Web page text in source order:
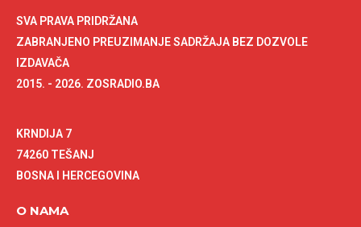
SVA PRAVA PRIDRŽANA
ZABRANJENO PREUZIMANJE SADRŽAJA BEZ DOZVOLE
IZDAVAČA
2015. - 2026. ZOSRADIO.BA
KRNDIJA 7
74260 TEŠANJ
BOSNA I HERCEGOVINA
O NAMA